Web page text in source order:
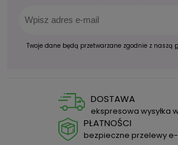
Twoje dane będą przetwarzane zgodnie z naszą
DOSTAWA
ekspresowa wysyłka
PŁATNOŚCI
bezpieczne przelewy